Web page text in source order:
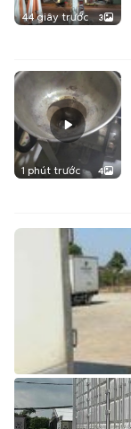
44 giây trước 3
1 phút trước 4